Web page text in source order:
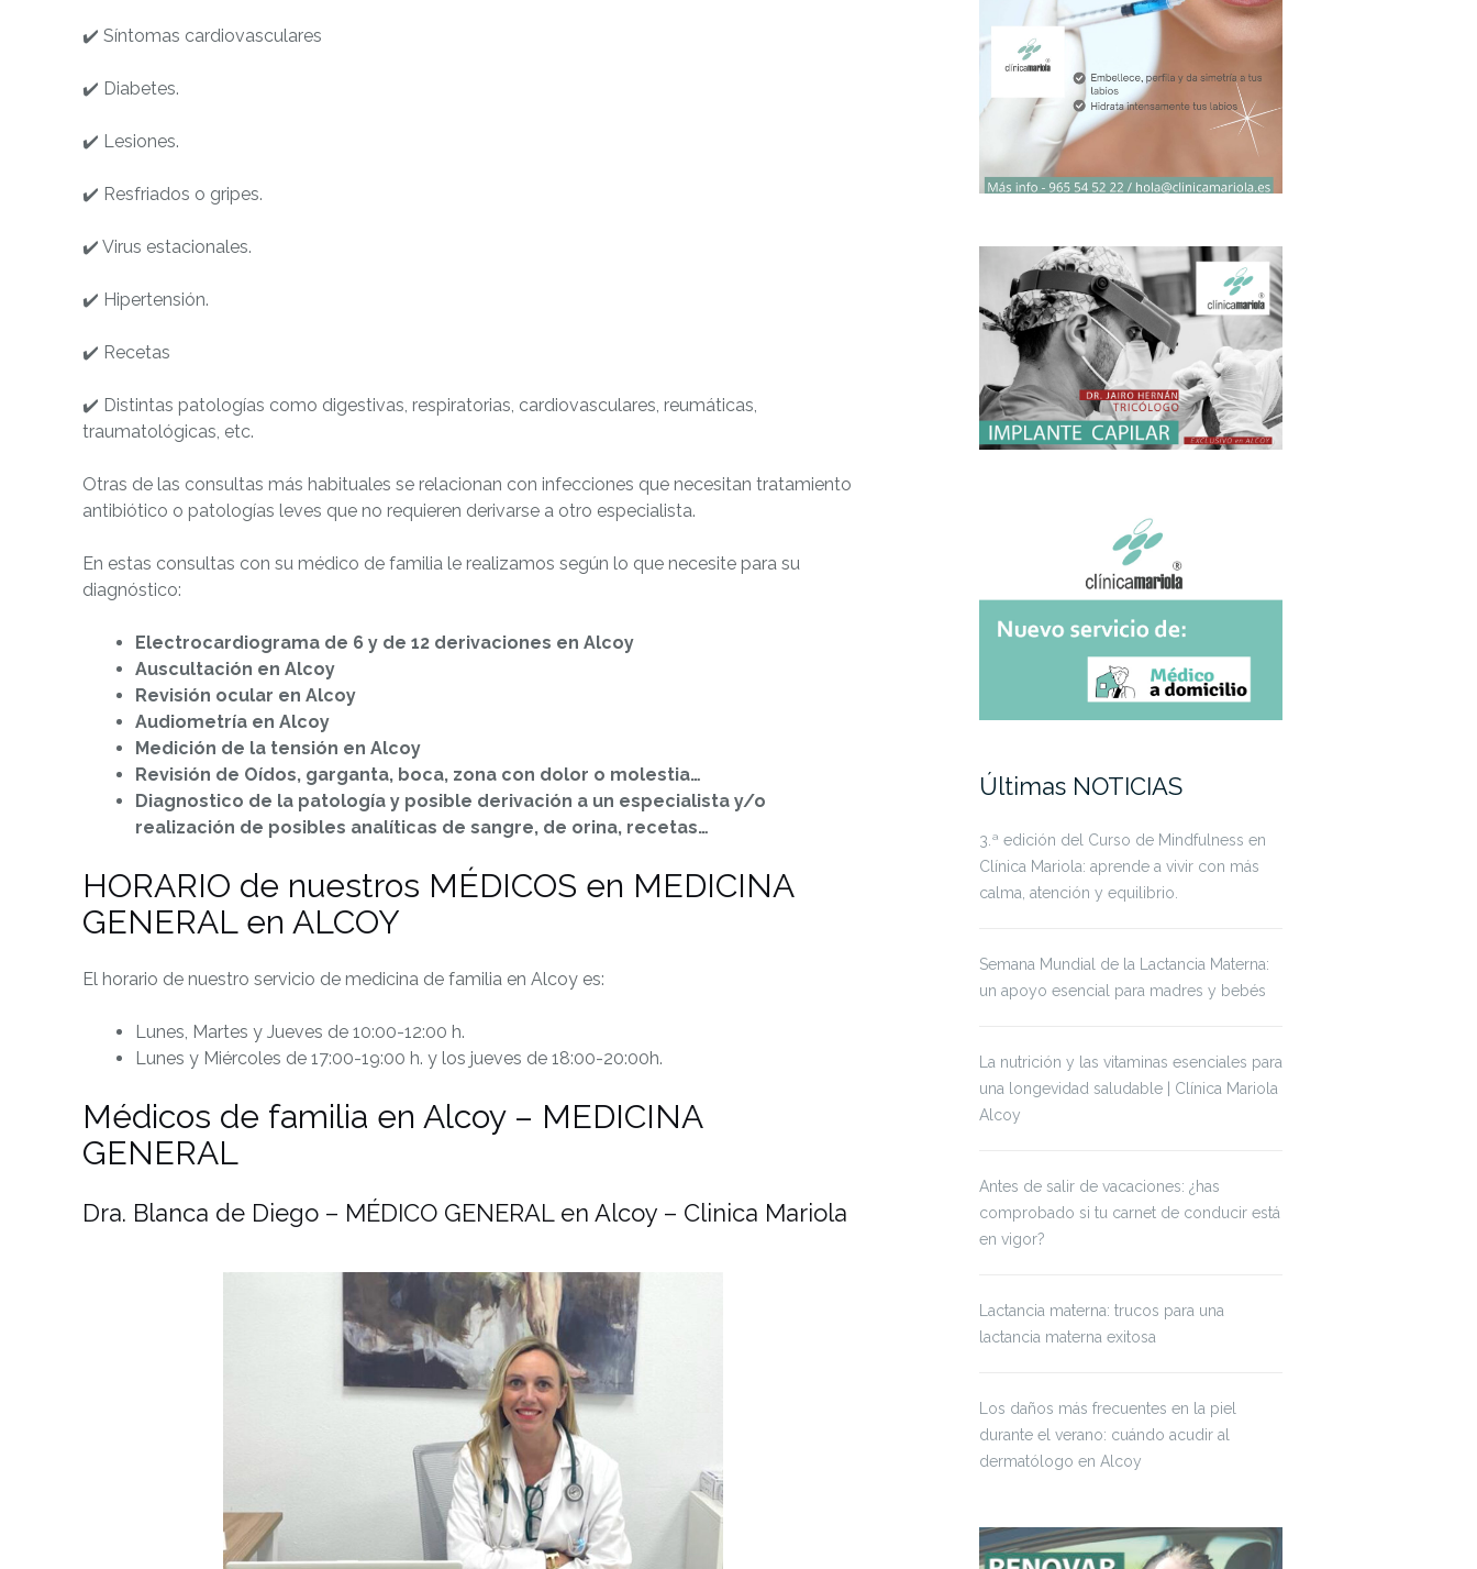
✔️ Síntomas cardiovasculares
✔️ Diabetes.
✔️ Lesiones.
✔️ Resfriados o gripes.
✔️ Virus estacionales.
✔️ Hipertensión.
✔️ Recetas
✔️ Distintas patologías como digestivas, respiratorias, cardiovasculares, reumáticas,
traumatológicas, etc.
Otras de las consultas más habituales se relacionan con infecciones que necesitan tratamiento
antibiótico o patologías leves que no requieren derivarse a otro especialista.
En estas consultas con su médico de familia le realizamos según lo que necesite para su
diagnóstico:
Electrocardiograma de 6 y de 12 derivaciones en Alcoy
Auscultación en Alcoy
Revisión ocular en Alcoy
Audiometría en Alcoy
Medición de la tensión en Alcoy
Revisión de Oídos, garganta, boca, zona con dolor o molestia…
Diagnostico de la patología y posible derivación a un especialista y/o
realización de posibles analíticas de sangre, de orina, recetas…
HORARIO de nuestros MÉDICOS en MEDICINA
GENERAL en ALCOY
El horario de nuestro servicio de medicina de familia en Alcoy es:
Lunes, Martes y Jueves de 10:00-12:00 h.
Lunes y Miércoles de 17:00-19:00 h. y los jueves de 18:00-20:00h.
Médicos de familia en Alcoy – MEDICINA
GENERAL
Dra. Blanca de Diego – MÉDICO GENERAL en Alcoy – Clinica Mariola
Últimas NOTICIAS
3.ª edición del Curso de Mindfulness en
Clínica Mariola: aprende a vivir con más
calma, atención y equilibrio.
Semana Mundial de la Lactancia Materna:
un apoyo esencial para madres y bebés
La nutrición y las vitaminas esenciales para
una longevidad saludable | Clínica Mariola
Alcoy
Antes de salir de vacaciones: ¿has
comprobado si tu carnet de conducir está
en vigor?
Lactancia materna: trucos para una
lactancia materna exitosa
Los daños más frecuentes en la piel
durante el verano: cuándo acudir al
dermatólogo en Alcoy